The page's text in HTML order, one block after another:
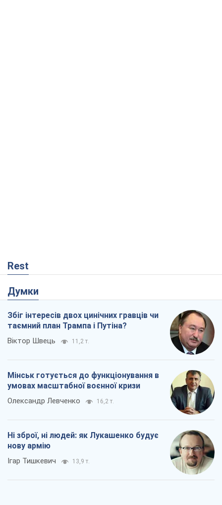
Rest
Думки
Збіг інтересів двох цинічних гравців чи
таємний план Трампа і Путіна?
Віктор Швець 11,2 т.
Мінськ готується до функціонування в
умовах масштабної воєнної кризи
Олександр Левченко 16,2 т.
Ні зброї, ні людей: як Лукашенко будує
нову армію
Ігар Тишкевич 13,9 т.